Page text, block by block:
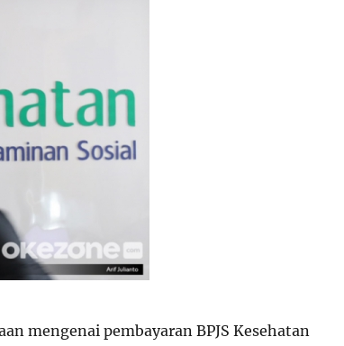
mengenai pembayaran BPJS Kesehatan